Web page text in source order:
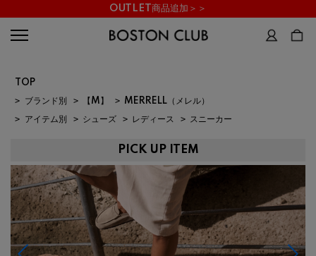
OUTLET商品追加＞＞
TOP
> ブランド別 > 【M】 > MERRELL（メレル）
> アイテム別 > シューズ > レディース > スニーカー
PICK UP ITEM